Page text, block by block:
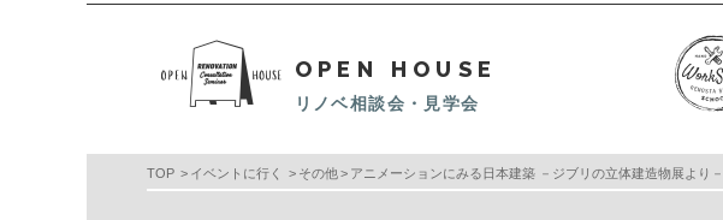
OPEN HOUSE
リノベ相談会・見学会
TOP イベントに行く その他 アニメーションにみる日本建築 －ジブリの立体建造物展より－